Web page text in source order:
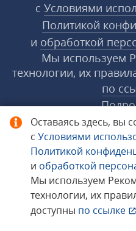
Оставаясь здесь, вы
с Условиями
Политикой
и обработкой
Мы используем
технологии, их
доступны по ссылке
с Условиями
Политикой
и обработкой
Мы используем
технологии, их
по
© 1998−2026